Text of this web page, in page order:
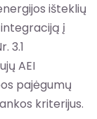
išteklių
į
3.1
AEI
pajėgumų
kriterijus.